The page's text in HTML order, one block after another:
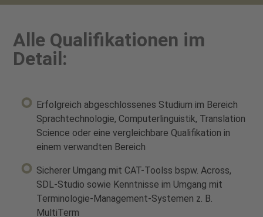
Alle Qualifikationen im
Detail:
Erfolgreich abgeschlossenes Studium im Bereich
Sprachtechnologie, Computerlinguistik, Translation
Science oder eine vergleichbare Qualifikation in
einem verwandten Bereich
Sicherer Umgang mit CAT-Toolss bspw. Across,
SDL-Studio sowie Kenntnisse im Umgang mit
Terminologie-Management-Systemen z. B.
MultiTerm